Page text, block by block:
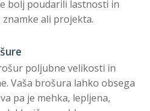
bolj poudarili lastnosti in
ali projekta.
poljubne velikosti in
Vaša brošura lahko obsega
pa je mehka, lepljena,